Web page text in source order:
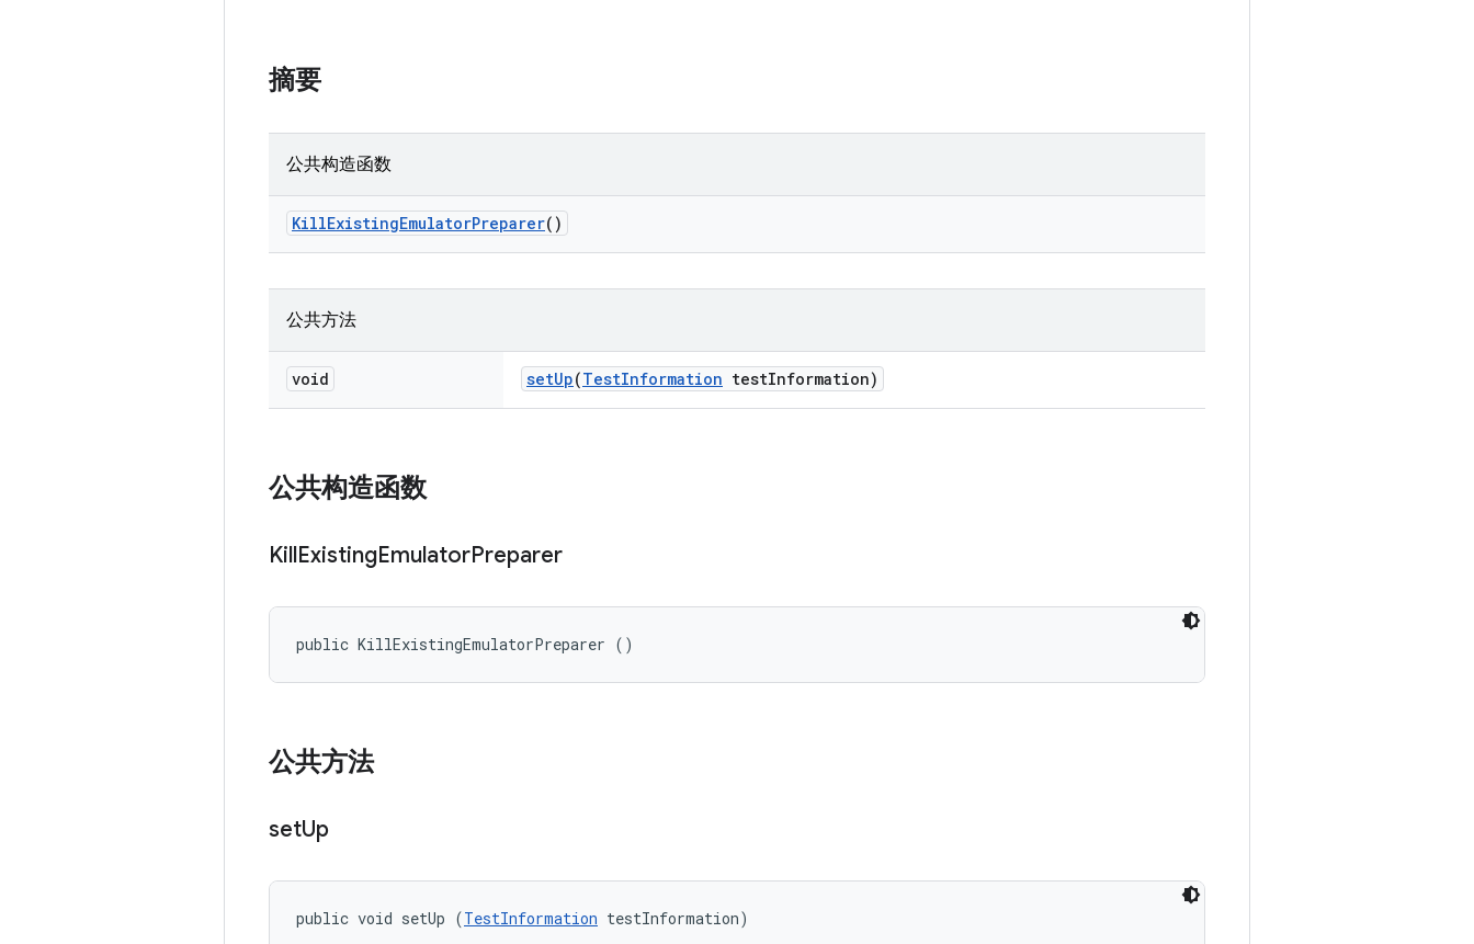
摘要
公共构造函数
KillExistingEmulatorPreparer()
公共方法
void setUp(TestInformation testInformation)
公共构造函数
KillExistingEmulatorPreparer
public KillExistingEmulatorPreparer ()
公共方法
setUp
public void setUp (TestInformation testInformation)